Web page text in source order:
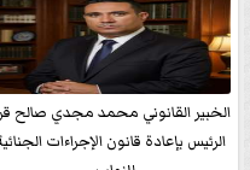
الخبير القانوني محمد مجدي صالح
الرئيس بإعادة قانون الإجراءات